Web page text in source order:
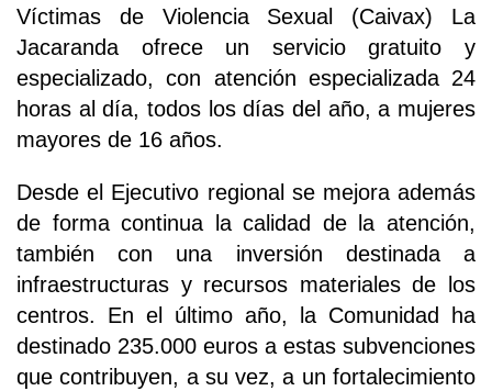
Víctimas de Violencia Sexual (Caivax) La
Jacaranda ofrece un servicio gratuito y
especializado, con atención especializada 24
horas al día, todos los días del año, a mujeres
mayores de 16 años.
Desde el Ejecutivo regional se mejora además
de forma continua la calidad de la atención,
también con una inversión destinada a
infraestructuras y recursos materiales de los
centros. En el último año, la Comunidad ha
destinado 235.000 euros a estas subvenciones
que contribuyen, a su vez, a un fortalecimiento